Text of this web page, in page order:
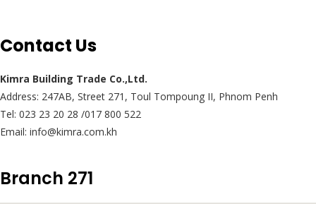
Contact Us
Kimra Building Trade Co.,Ltd.
Address: 247AB, Street 271, Toul Tompoung II, Phnom Penh
Tel: 023 23 20 28 /017 800 522
Email: info@kimra.com.kh
Branch 271